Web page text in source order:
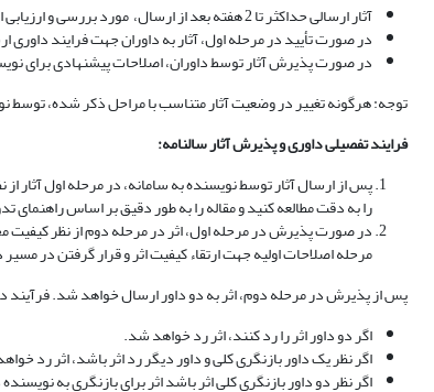
آثار ارسالی حداکثر تا 2 هفته بعد از ارسال، مورد بررسی و ارزیابی اولیه قرار گرفته می شوند؛
در صورت تأیید در مرحله اول، آثار به داوران جهت فرایند داوری ارسال می گردد، این مرحله حداکثر 2 ماه زمان
در صورت پذیرش آثار توسط داوران، اصلاحات پیشنهادی برای
توجه: هرگونه تغییر در وضعیت آثار متناسب با مراحل ذکر شده، توسط
فرایند تفصیلی داوری و پذیرش آثار سالنامه:
پس از ارسال آثار توسط نویسنده به سامانه، در مرحله اول
را به دقت مطالعه کنید و مقاله را به طور دقیق بر اساس راهنمای
در صورت پذیرش در مرحله اول، اثر در مرحله دوم از نظر کیفیت
مرحله اصلاحات اولیه جهت ارتقاء کیفیت اثر و قرار گرفتن در
پس از پذیرش در مرحله دوم، اثر به دو داور ارسال خواهد شد.
اگر دو داور اثر را رد کنند، اثر رد خواهد شد.
اگر نظر یک داور بازنگری کلی و داور دیگر رد اثر باشد، اثر رد
اگر نظر دو داور بازنگری کلی اثر باشد اثر برای بازنگری به